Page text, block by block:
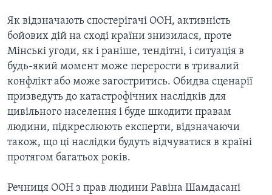
Як відзначають спостерігачі ООН, активність
бойових дій на сході країни знизилася, проте
Мінські угоди, як і раніше, тендітні, і ситуація в
будь-який момент може перерости в тривалий
конфлікт або може загостритись. Обидва сценарії
призведуть до катастрофічних наслідків для
цивільного населення і буде шкодити правам
людини, підкреслюють експерти, відзначаючи
також, що ці наслідки будуть відчуватися в країні
протягом багатьох років.
Речниця ООН з прав людини Равіна Шамдасані